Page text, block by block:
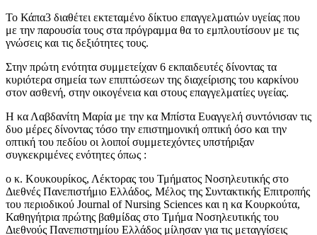
Το Κάπα3 διαθέτει εκτεταμένο δίκτυο επαγγελματιών υγείας που
με την παρουσία τους στα πρόγραμμα θα το εμπλουτίσουν με τις
γνώσεις και τις δεξιότητες τους.
Στην πρώτη ενότητα συμμετείχαν 6 εκπαιδευτές δίνοντας τα
κυριότερα σημεία των επιπτώσεων της διαχείρισης του καρκίνου
στον ασθενή, στην οικογένεια και στους επαγγελματίες υγείας.
Η κα Λαβδανίτη Μαρία με την κα Μπίστα Ευαγγελή συντόνισαν τις
δυο μέρες δίνοντας τόσο την επιστημονική οπτική όσο και την
οπτική του πεδίου οι λοιποί συμμετεχόντες υπστήριξαν
συγκεκριμένες ενότητες όπως :
ο κ. Κουκουρίκος, Λέκτορας του Τμήματος Νοσηλευτικής στο
Διεθνές Πανεπιστήμιο Ελλάδος, Μέλος της Συντακτικής Επιτροπής
του περιοδικού Journal of Nursing Sciences και η κα Κουρκούτα,
Καθηγήτρια πρώτης βαθμίδας στο Τμήμα Νοσηλευτικής του
Διεθνούς Πανεπιστημίου Ελλάδος μίλησαν για τις μεταγγίσεις